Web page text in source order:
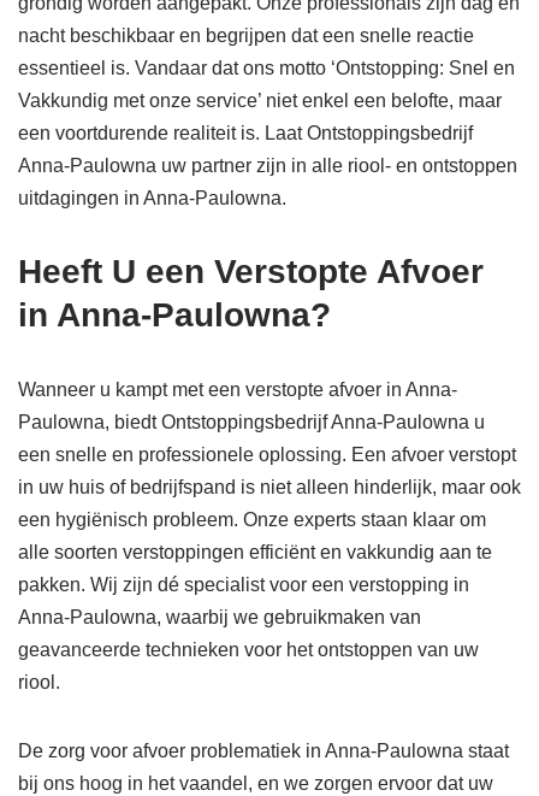
nacht beschikbaar en begrijpen dat een snelle reactie
essentieel is. Vandaar dat ons motto ‘Ontstopping: Snel en
Vakkundig met onze service’ niet enkel een belofte, maar
een voortdurende realiteit is. Laat Ontstoppingsbedrijf
Anna-Paulowna uw partner zijn in alle riool- en ontstoppen
uitdagingen in Anna-Paulowna.
Heeft U een Verstopte Afvoer
in Anna-Paulowna?
Wanneer u kampt met een verstopte afvoer in Anna-
Paulowna, biedt Ontstoppingsbedrijf Anna-Paulowna u
een snelle en professionele oplossing. Een afvoer verstopt
in uw huis of bedrijfspand is niet alleen hinderlijk, maar ook
een hygiënisch probleem. Onze experts staan klaar om
alle soorten verstoppingen efficiënt en vakkundig aan te
pakken. Wij zijn dé specialist voor een verstopping in
Anna-Paulowna, waarbij we gebruikmaken van
geavanceerde technieken voor het ontstoppen van uw
riool.
De zorg voor afvoer problematiek in Anna-Paulowna staat
bij ons hoog in het vaandel, en we zorgen ervoor dat uw